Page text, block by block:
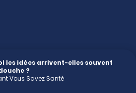
les idées arrivent-elles souvent
?
Vous Savez Santé